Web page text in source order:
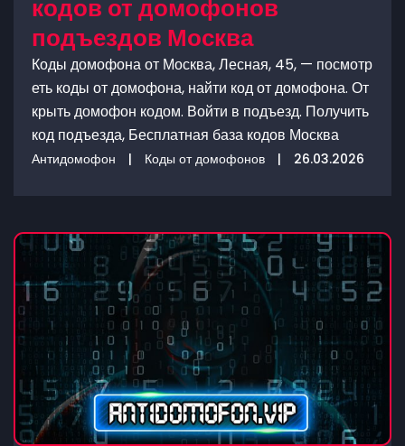
кодов от домофонов
подъездов Москва
Коды домофона от Москва, Лесная, 45, — посмотр
еть коды от домофона, найти код от домофона. От
крыть домофон кодом. Войти в подъезд. Получить
код подъезда, Бесплатная база кодов Москва
Антидомофон | Коды от домофонов | 26.03.2026